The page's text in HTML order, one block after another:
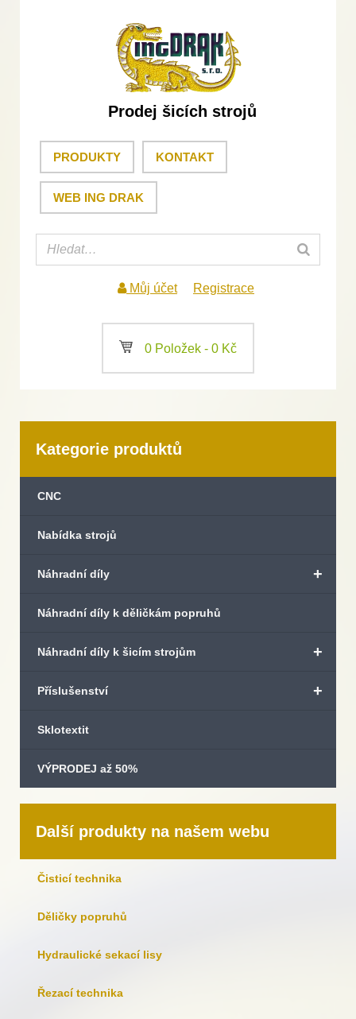
Prodej šicích strojů
PRODUKTY KONTAKT
WEB ING DRAK
Můj účet Registrace
a 0 Položek - 0 Kč
Kategorie produktů
CNC
Nabídka strojů
+
Náhradní díly
Náhradní díly k děličkám popruhů
+
Náhradní díly k šicím strojům
+
Příslušenství
Sklotextit
VÝPRODEJ až 50%
Další produkty na našem webu
Čisticí technika
Děličky popruhů
Hydraulické sekací lisy
Řezací technika